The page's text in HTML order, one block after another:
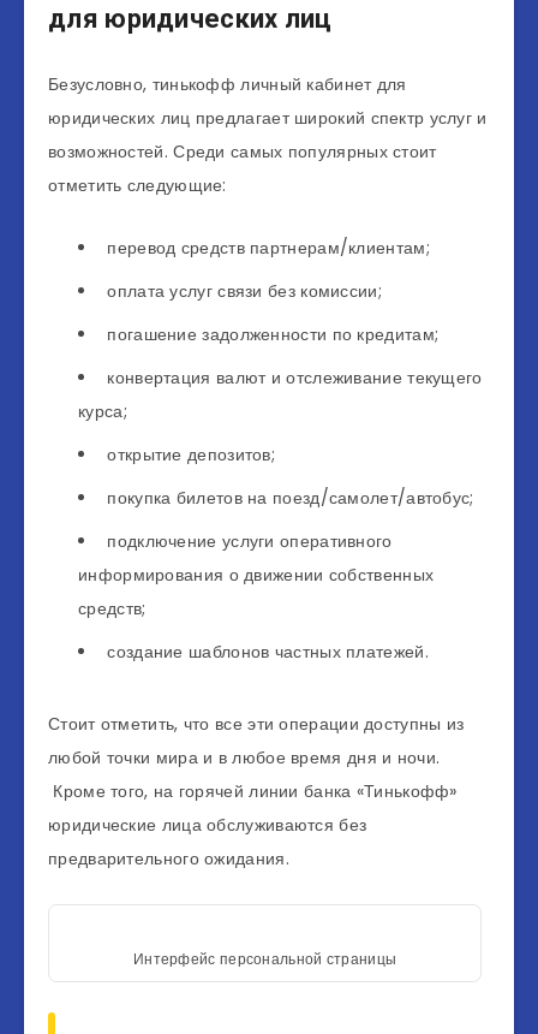
для юридических лиц
Безусловно, тинькофф личный кабинет для
юридических лиц предлагает широкий спектр услуг и
возможностей. Среди самых популярных стоит
отметить следующие:
перевод средств партнерам/клиентам;
оплата услуг связи без комиссии;
погашение задолженности по кредитам;
конвертация валют и отслеживание текущего
курса;
открытие депозитов;
покупка билетов на поезд/самолет/автобус;
подключение услуги оперативного
информирования о движении собственных
средств;
создание шаблонов частных платежей.
Стоит отметить, что все эти операции доступны из
любой точки мира и в любое время дня и ночи.
Кроме того, на горячей линии банка «Тинькофф»
юридические лица обслуживаются без
предварительного ожидания.
Интерфейс персональной страницы